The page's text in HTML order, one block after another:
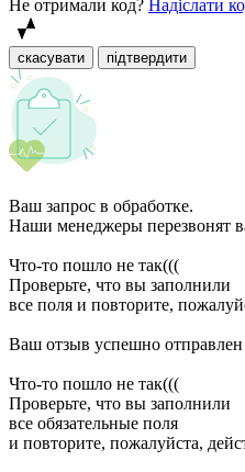
Не отримали код? Надіслати
скасувати підтвердити
Ваш запрос в обработке.
Наши менеджеры перезвонят
Что-то пошло не так(((
Проверьте, что вы заполнили
все поля и повторите,
Ваш отзыв успешно отправлен
Что-то пошло не так(((
Проверьте, что вы заполнили
все обязательные поля
и повторите, пожалуйста,